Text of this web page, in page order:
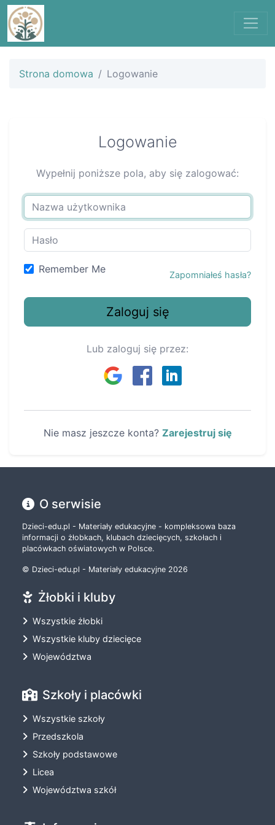
Strona domowa Logowanie
Logowanie
Wypełnij poniższe pola, aby się zalogować:
Remember Me Zapomniałeś hasła?
Zaloguj się
Lub zaloguj się przez:
Nie masz jeszcze konta? Zarejestruj się
O serwisie
Dzieci-edu.pl - Materiały edukacyjne - kompleksowa baza
informacji o żłobkach, klubach dziecięcych, szkołach i
placówkach oświatowych w Polsce.
© Dzieci-edu.pl - Materiały edukacyjne 2026
Żłobki i kluby
Wszystkie żłobki
Wszystkie kluby dziecięce
Województwa
Szkoły i placówki
Wszystkie szkoły
Przedszkola
Szkoły podstawowe
Licea
Województwa szkół